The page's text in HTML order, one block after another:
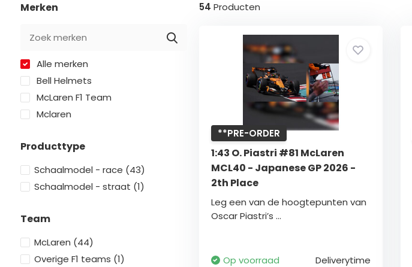
Merken
Alle merken
Bell Helmets
McLaren F1 Team
Mclaren
Producttype
Schaalmodel - race (43)
Schaalmodel - straat (1)
Team
McLaren (44)
Overige F1 teams (1)
54 Producten
**PRE-ORDER
1:43 O. Piastri #81 McLaren
MCL40 - Japanese GP 2026 -
2th Place
Leg een van de hoogtepunten van
Oscar Piastri’s ...
Op voorraad Deliverytime